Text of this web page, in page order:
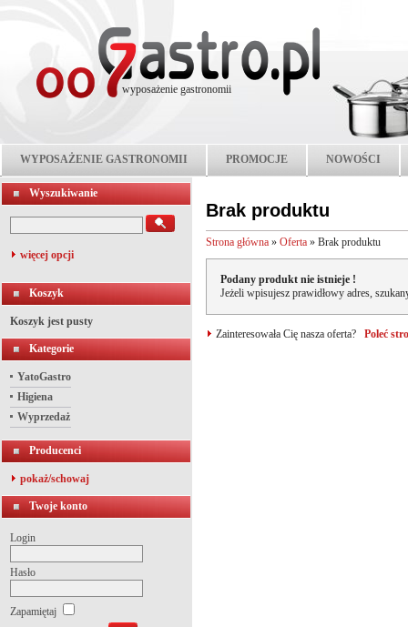
wyposażenie gastronomii
WYPOSAŻENIE GASTRONOMII PROMOCJE NOWOŚCI
Wyszukiwanie
więcej opcji
Koszyk
Koszyk jest pusty
Kategorie
YatoGastro
Higiena
Wyprzedaż
Producenci
pokaż/schowaj
Twoje konto
Login
Hasło
Zapamiętaj
Brak produktu
Strona główna » Oferta » Brak produktu
Podany produkt nie istnieje !
Jeżeli wpisujesz prawidłowy adres,
Zainteresowała Cię nasza oferta? Poleć